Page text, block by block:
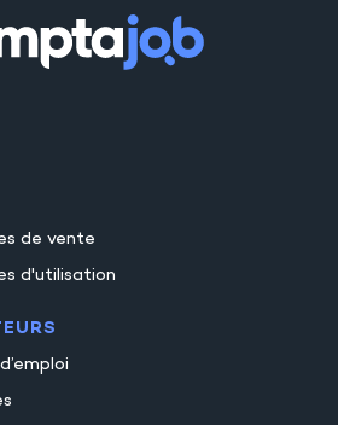
de vente
d'utilisation